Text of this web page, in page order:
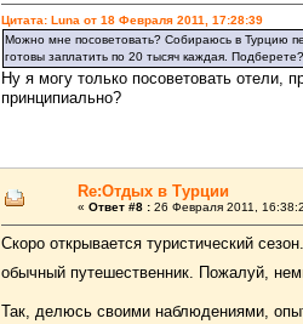
Цитата: Luna от 18 Февраля 2011, 17:28:39
Можно мне посоветовать? Собираюсь в Турцию
готовы заплатить по 20 тысяч каждая. Подберете?
Ну я могу только посоветовать отели,
принципиально?
Re:Отдых в Турции
« Ответ #8 : 26 Февраля 2011,
Скоро открывается туристический
обычный путешественник. Пожалуй,
Так, делюсь своими наблюдениями,